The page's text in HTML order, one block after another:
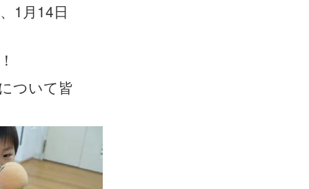
1月14日
ついて皆